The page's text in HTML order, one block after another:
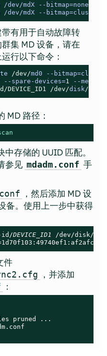
/dev/mdX --bitmap=none
/dev/mdX --
带有用于自动故障转
集 MD 设备，请在
行以下命令：
/dev/md0 -- bitmap=
-- spare -devices=1 --
DEVICE_ID1 /dev/disk /by-
MD 路径：
存储的 UUID 匹配。
参见 mdadm.conf 手
，然后添加 MD 设
备。使用上一步中获得
id/DEVICE_ID1
/dev/disk/
件
，并添加
：
pruned ...